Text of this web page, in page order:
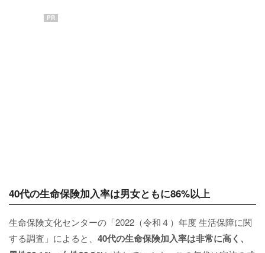
PR
40代の生命保険加入率は男女ともに86%以上
生命保険文化センターの「2022（令和４）年度 生活保障に関
する調査」によると、 40代の生命保険加入率は非常に高く、